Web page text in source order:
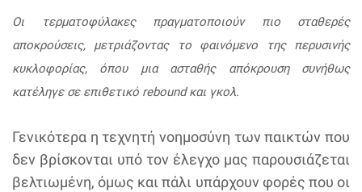
Οι τερματοφύλακες πραγματοποιούν πιο σταθερές
αποκρούσεις, μετριάζοντας το φαινόμενο της περυσινής
κυκλοφορίας, όπου μια ασταθής απόκρουση συνήθως
κατέληγε σε επιθετικό rebound και γκολ.
Γενικότερα η τεχνητή νοημοσύνη των παικτών που
δεν βρίσκονται υπό τον έλεγχο μας παρουσιάζεται
βελτιωμένη, όμως και πάλι υπάρχουν φορές που οι